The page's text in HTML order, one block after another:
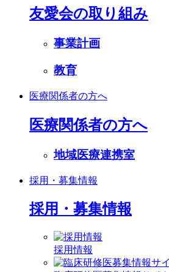
友愛会の取り組み
事業計画
教育
医療関係者の方へ
医療関係者の方へ
地域医療連携室
採用・募集情報
採用・募集情報
採用情報